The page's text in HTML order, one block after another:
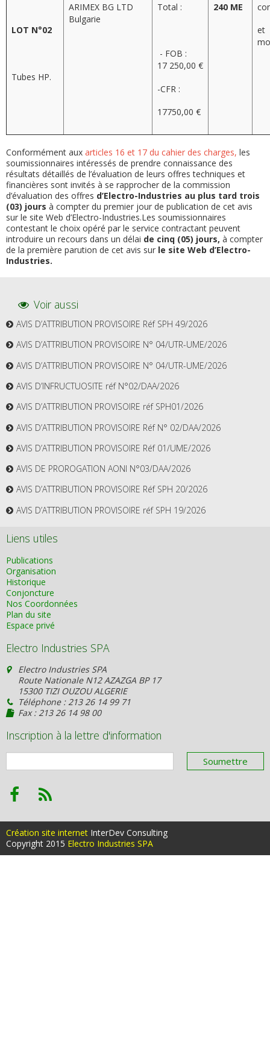
LOT N°02
Tubes HP.
ARIMEX BG LTD
Bulgarie
Total :
- FOB :
17 250,00 €
-CFR :
17750,00 €
240 ME
et
Conformément aux articles 16 et 17 du cahier des charges, les
soumissionnaires intéressés de prendre connaissance des
résultats détaillés de l’évaluation de leurs offres techniques et
financières sont invités à se rapprocher de la commission
d’évaluation des offres d’Electro-Industries au plus tard trois
(03) jours à compter du premier jour de publication de cet avis
sur le site Web d’Electro-Industries.Les soumissionnaires
contestant le choix opéré par le service contractant peuvent
introduire un recours dans un délai de cinq (05) jours, à compter
de la première parution de cet avis sur le site Web d’Electro-
Industries.
Voir aussi
AVIS D’ATTRIBUTION PROVISOIRE Réf SPH 49/2026
AVIS D’ATTRIBUTION PROVISOIRE N° 04/UTR-UME/2026
AVIS D’ATTRIBUTION PROVISOIRE N° 04/UTR-UME/2026
AVIS D’INFRUCTUOSITE réf N°02/DAA/2026
AVIS D’ATTRIBUTION PROVISOIRE réf SPH01/2026
AVIS D’ATTRIBUTION PROVISOIRE Réf N° 02/DAA/2026
AVIS D’ATTRIBUTION PROVISOIRE Réf 01/UME/2026
AVIS DE PROROGATION AONI N°03/DAA/2026
AVIS D’ATTRIBUTION PROVISOIRE Réf SPH 20/2026
AVIS D’ATTRIBUTION PROVISOIRE réf SPH 19/2026
Liens utiles
Publications
Organisation
Historique
Conjoncture
Nos Coordonnées
Plan du site
Espace privé
Electro Industries SPA
Electro Industries SPA
Route Nationale N12 AZAZGA BP 17
15300 TIZI OUZOU ALGERIE
Téléphone : 213 26 14 99 71
Fax : 213 26 14 98 00
Inscription à la lettre d'information
Création site internet InterDev Consulting
Copyright 2015 Electro Industries SPA